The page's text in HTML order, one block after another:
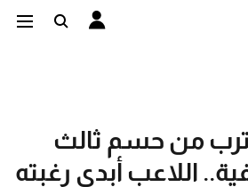
من حسم ثالث
اللاعب أبدى رغبته